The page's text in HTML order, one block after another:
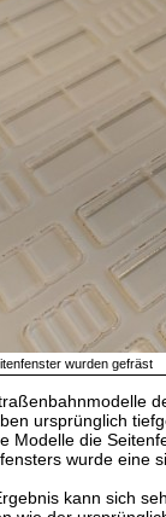
wurden gefräst
ursprünglich
Modelle die
wurde eine
kann sich